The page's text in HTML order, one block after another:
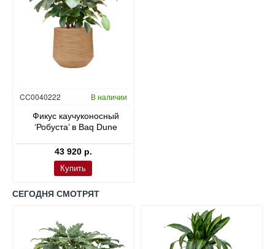
CC0040222 В наличии
Фикус каучуконосный
‘Робуста’ в Baq Dune
43 920 р.
Купить
СЕГОДНЯ СМОТРЯТ